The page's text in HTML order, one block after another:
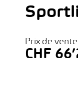
Prix de vente
CHF